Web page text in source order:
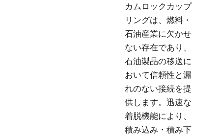
カムロックカップ
リングは、燃料・
石油産業に欠かせ
ない存在であり、
石油製品の移送に
おいて信頼性と漏
れのない接続を提
供します。迅速な
着脱機能により、
積み込み・積み下